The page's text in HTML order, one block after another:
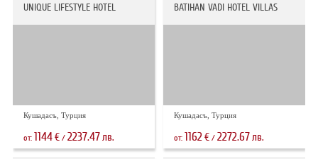
UNIQUE LIFESTYLE HOTEL
Кушадасъ, Турция
от: 1144€/ 2237.47лв.
BATIHAN VADI HOTEL VILLAS
Кушадасъ, Турция
от: 1162€ /2272.67лв.